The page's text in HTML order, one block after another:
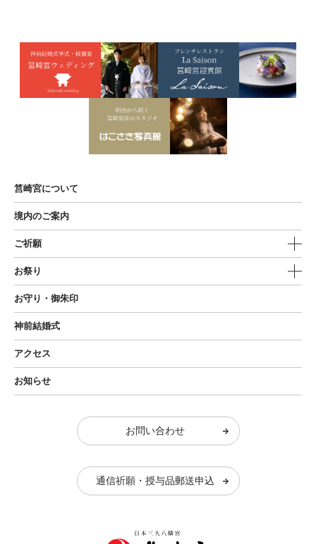
筥崎宮について
境内のご案内
ご祈願
お祭り
お守り・御朱印
神前結婚式
アクセス
お知らせ
お問い合わせ
通信祈願・授与品郵送申込